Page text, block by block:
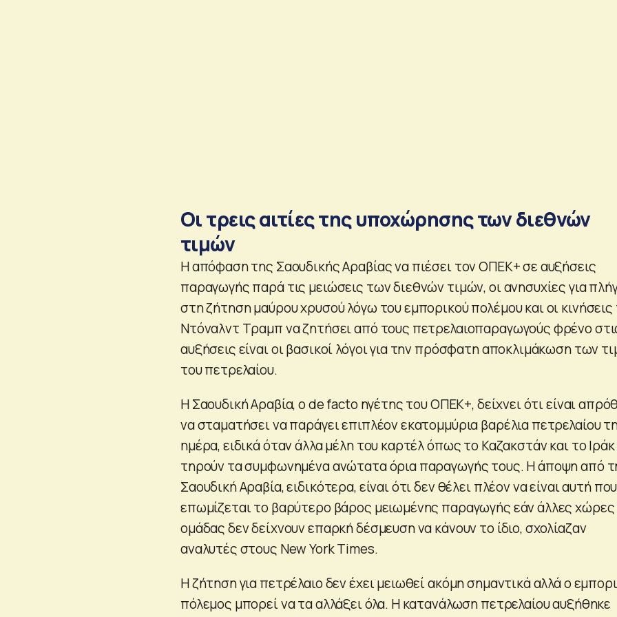
Οι τρεις αιτίες της υποχώρησης των διεθνών
τιμών
Η απόφαση της Σαουδικής Αραβίας να πιέσει τον ΟΠΕΚ+ σε αυξήσεις
παραγωγής παρά τις μειώσεις των διεθνών τιμών, οι ανησυχίες για
στη ζήτηση μαύρου χρυσού λόγω του εμπορικού πολέμου και οι κινήσεις
Ντόναλντ Τραμπ να ζητήσει από τους πετρελαιοπαραγωγούς φρένο
αυξήσεις είναι οι βασικοί λόγοι για την πρόσφατη αποκλιμάκωση των
του πετρελαίου.
Η Σαουδική Αραβία, ο de facto ηγέτης του ΟΠΕΚ+, δείχνει ότι είναι
να σταματήσει να παράγει επιπλέον εκατομμύρια βαρέλια πετρελαίου
ημέρα, ειδικά όταν άλλα μέλη του καρτέλ όπως το Καζακστάν και το Ιράκ
τηρούν τα συμφωνημένα ανώτατα όρια παραγωγής τους. Η άποψη από
Σαουδική Αραβία, ειδικότερα, είναι ότι δεν θέλει πλέον να είναι αυτή που
επωμίζεται το βαρύτερο βάρος μειωμένης παραγωγής εάν άλλες
ομάδας δεν δείχνουν επαρκή δέσμευση να κάνουν το ίδιο, σχολίαζαν
αναλυτές στους New York Times.
Η ζήτηση για πετρέλαιο δεν έχει μειωθεί ακόμη σημαντικά αλλά ο
πόλεμος μπορεί να τα αλλάξει όλα. Η κατανάλωση πετρελαίου αυξήθηκε